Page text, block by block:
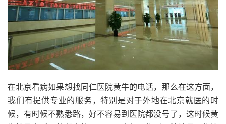
在北京看病如果想找同仁医院黄牛的电话，那么在这方面，
我们有提供专业的服务，特别是对于外地在北京就医的时
候，有时候不熟悉路，好不容易到医院都没号了，这时候黄